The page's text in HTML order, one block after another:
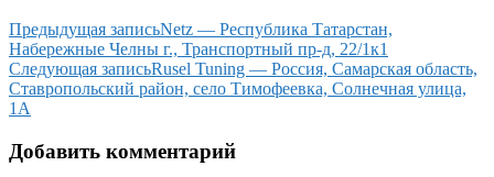
Предыдущая записьNetz — Республика Татарстан,
Набережные Челны г., Транспортный пр-д, 22/1к1
Следующая записьRusel Tuning — Россия, Самарская область,
Ставропольский район, село Тимофеевка, Солнечная улица,
1А
Добавить комментарий